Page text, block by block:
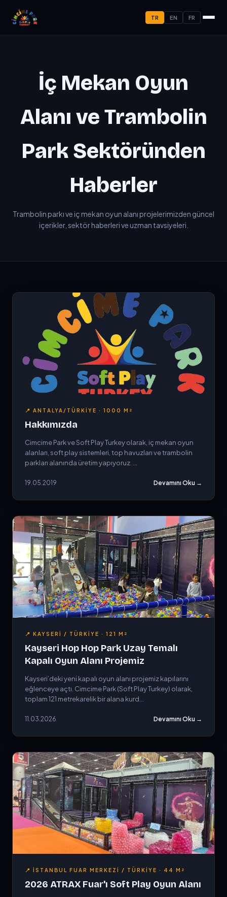
TR EN FR
İç Mekan Oyun
Alanı ve Trambolin
Park Sektöründen
Haberler
Trambolin parkı ve iç mekan oyun alanı projelerimizden güncel
içerikler, sektör haberleri ve uzman tavsiyeleri.
📍 ANTALYA/TÜRKIYE · 1000 M²
Hakkımızda
Cimcime Park ve Soft Play Turkey olarak, iç mekan oyun
alanları, soft play sistemleri, top havuzları ve trambolin
parkları alanında üretim yapıyoruz. ...
19.05.2019 Devamını Oku →
📍 KAYSERI / TÜRKIYE · 121 M²
Kayseri Hop Hop Park Uzay Temalı
Kapalı Oyun Alanı Projemiz
Kayseri’deki yeni kapalı oyun alanı projemiz kapılarını
eğlenceye açtı. Cimcime Park (Soft Play Turkey) olarak,
toplam 121 metrekarelik bir alana kurd...
11.03.2026 Devamını Oku →
📍 İSTANBUL FUAR MERKEZI / TÜRKIYE · 44 M²
2026 ATRAX Fuar'ı Soft Play Oyun Alanı